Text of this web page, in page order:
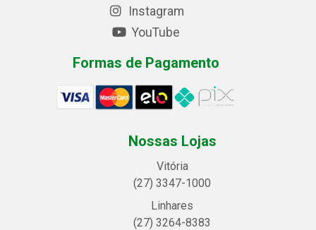
Instagram
YouTube
Formas de Pagamento
Nossas Lojas
Vitória
(27) 3347-1000
Linhares
(27) 3264-8383